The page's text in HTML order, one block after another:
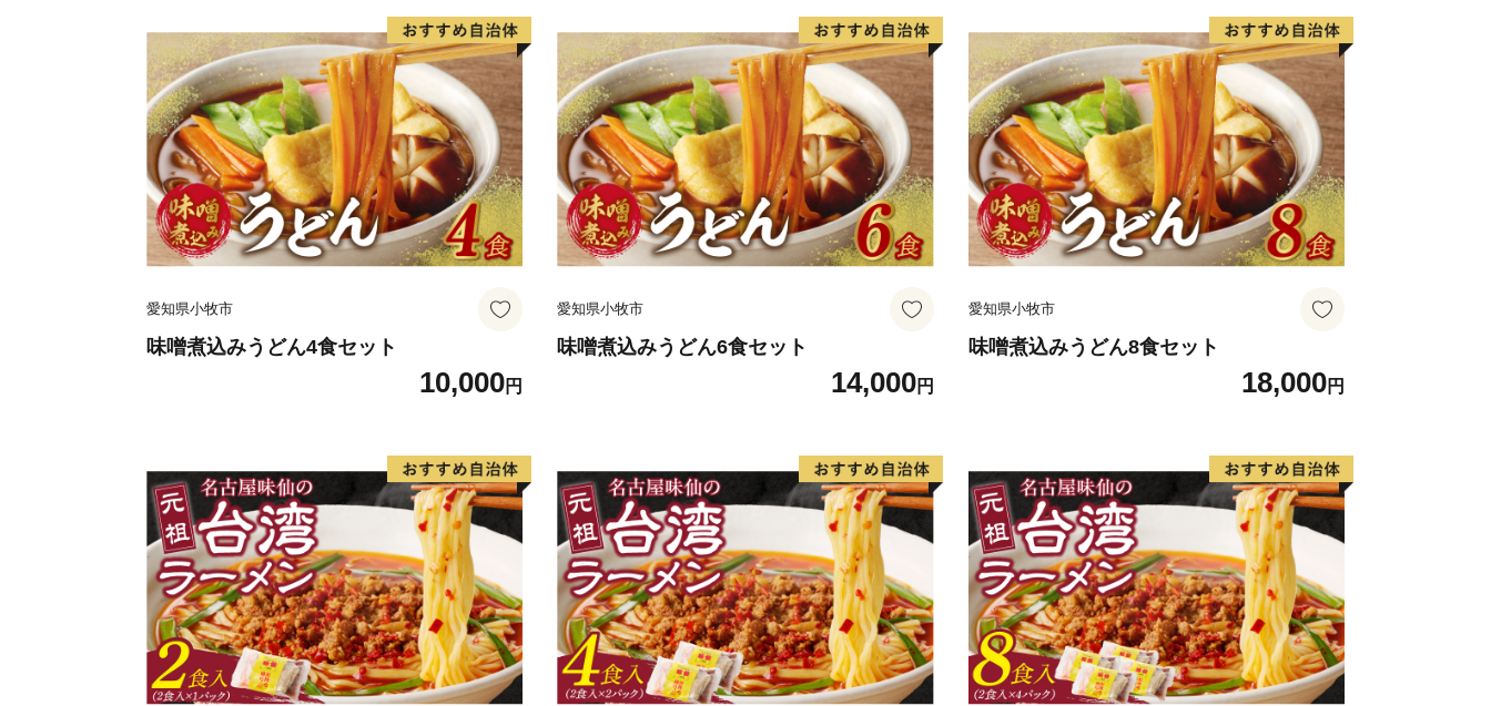
ります。
愛知県小牧市
味噌煮込みうどん4食セット
10,000円
愛知県小牧市
味噌煮込みうどん6食セット
14,000円
愛知県小牧市
味噌煮込みうどん8食セット
18,000円